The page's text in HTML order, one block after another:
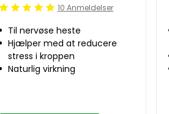
Beoordeling: 5/510 Anmeldelser
Til nervøse heste
Hjælper med at reducere
stress i kroppen
Naturlig virkning